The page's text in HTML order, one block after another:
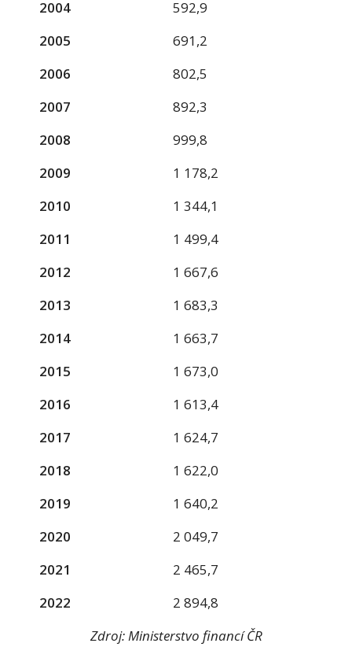
2004
592,9
2005
691,2
2006
802,5
2007
892,3
2008
999,8
2009
1 178,2
2010
1 344,1
2011
1 499,4
2012
1 667,6
2013
1 683,3
2014
1 663,7
2015
1 673,0
2016
1 613,4
2017
1 624,7
2018
1 622,0
2019
1 640,2
2020
2 049,7
2021
2 465,7
2022
2 894,8
Zdroj: Ministerstvo financí ČR